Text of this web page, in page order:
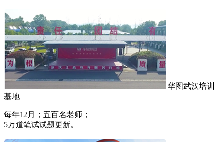
华图武汉培训
基地
每年12月；五百名老师；
5万道笔试试题更新。